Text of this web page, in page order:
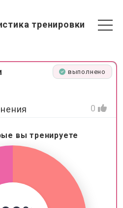
тренировки
выполнено
0
вы тренируете